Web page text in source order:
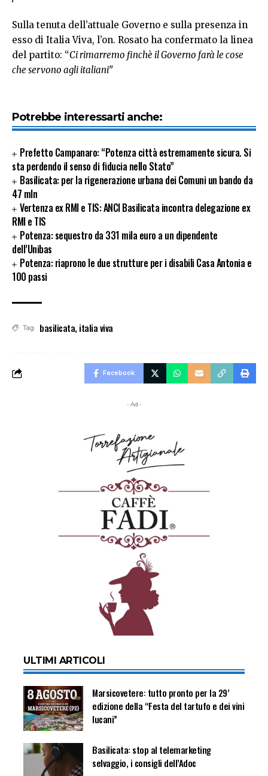
Sulla tenuta dell’attuale Governo e sulla presenza in
esso di Italia Viva, l’on. Rosato ha confermato la linea
del partito: “Ci rimarremo finchè il Governo farà le cose
che servono agli italiani”
Potrebbe interessarti anche:
Prefetto Campanaro: “Potenza città estremamente sicura. Si
sta perdendo il senso di fiducia nello Stato”
Basilicata: per la rigenerazione urbana dei Comuni un bando da
47 mln
Vertenza ex RMI e TIS: ANCI Basilicata incontra delegazione ex
RMI e TIS
Potenza: sequestro da 331 mila euro a un dipendente
dell’Unibas
Potenza: riaprono le due strutture per i disabili Casa Antonia e
100 passi
Tag basilicata, italia viva
Facebook
- Ad -
ULTIMI ARTICOLI
Marsicovetere: tutto pronto per la 29’
edizione della “Festa del tartufo e dei vini
lucani”
Basilicata: stop al telemarketing
selvaggio, i consigli dell’Adoc